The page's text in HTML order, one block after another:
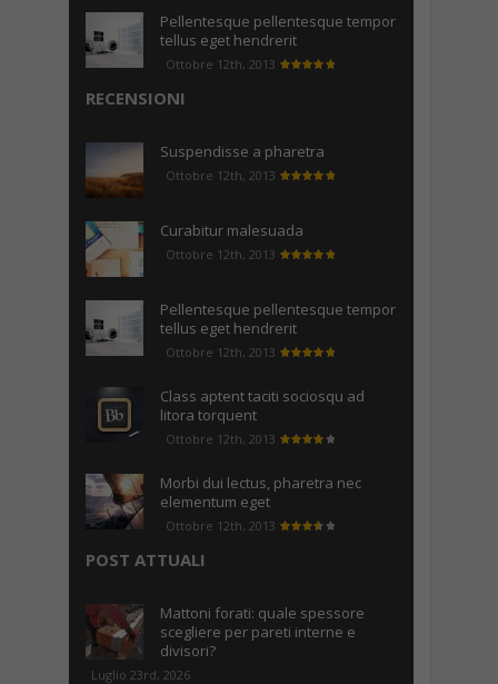
Pellentesque pellentesque tempor
tellus eget hendrerit
Ottobre 12th, 2013
RECENSIONI
Suspendisse a pharetra
Ottobre 12th, 2013
Curabitur malesuada
Ottobre 12th, 2013
Pellentesque pellentesque tempor
tellus eget hendrerit
Ottobre 12th, 2013
Class aptent taciti sociosqu ad
litora torquent
Ottobre 12th, 2013
Morbi dui lectus, pharetra nec
elementum eget
Ottobre 12th, 2013
POST ATTUALI
Mattoni forati: quale spessore
scegliere per pareti interne e
divisori?
Luglio 23rd, 2026